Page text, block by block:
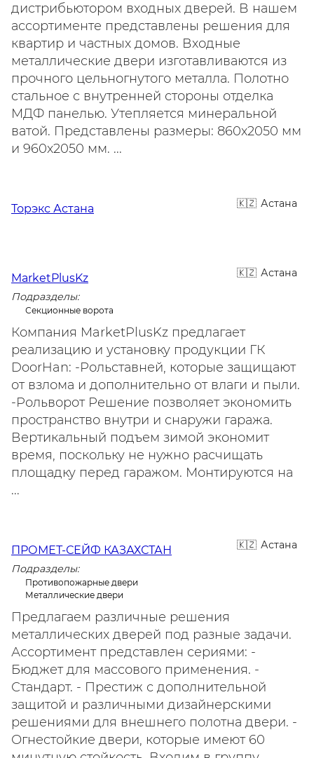
дистрибьютором входных дверей. В нашем
ассортименте представлены решения для
квартир и частных домов. Входные
металлические двери изготавливаются из
прочного цельногнутого металла. Полотно
стальное с внутренней стороны отделка
МДФ панелью. Утепляется минеральной
ватой. Представлены размеры: 860х2050 мм
и 960х2050 мм. ...
Астана
Торэкс Астана
Астана
MarketPlusKz
Подразделы:
Секционные ворота
Компания MarketPlusKz предлагает
реализацию и установку продукции ГК
DoorHan: -Рольставней, которые защищают
от взлома и дополнительно от влаги и пыли.
-Рольворот Решение позволяет экономить
пространство внутри и снаружи гаража.
Вертикальный подъем зимой экономит
время, поскольку не нужно расчищать
площадку перед гаражом. Монтируются на
...
Астана
ПРОМЕТ-СЕЙФ КАЗАХСТАН
Подразделы:
Противопожарные двери
Металлические двери
Предлагаем различные решения
металлических дверей под разные задачи.
Ассортимент представлен сериями: -
Бюджет для массового применения. -
Стандарт. - Престиж с дополнительной
защитой и различными дизайнерскими
решениями для внешнего полотна двери. -
Огнестойкие двери, которые имеют 60